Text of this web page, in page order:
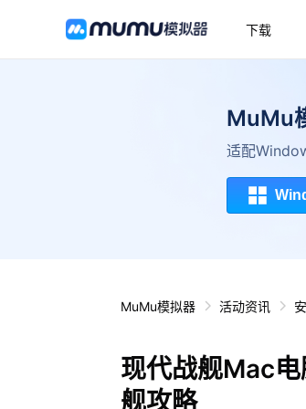
下载
MuMu
适配
MuMu模拟器 活动资讯
现代战舰Mac
舰攻略